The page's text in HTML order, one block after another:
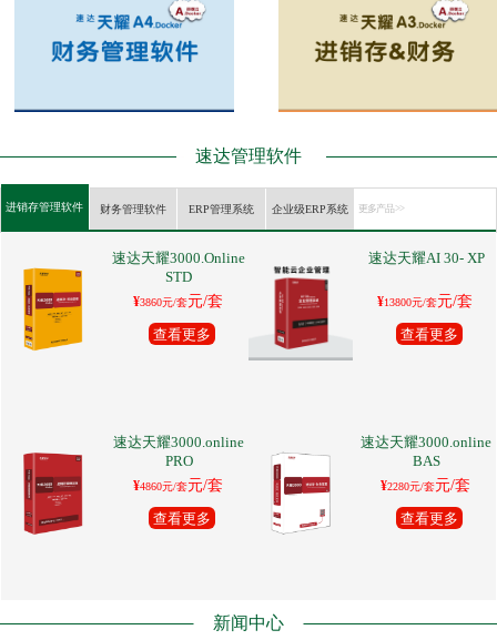
速达管理软件
进销存管理软件 财务管理软件 ERP管理系统 企业级ERP系统 更多产品 >>
速达天耀3000.Online
STD
¥3860元/套元/套
查看更多
速达天耀AI 30- XP
¥13800元/套元/套
查看更多
速达天耀3000.online
PRO
¥4860元/套元/套
查看更多
速达天耀3000.online
BAS
¥2280元/套元/套
查看更多
新闻中心